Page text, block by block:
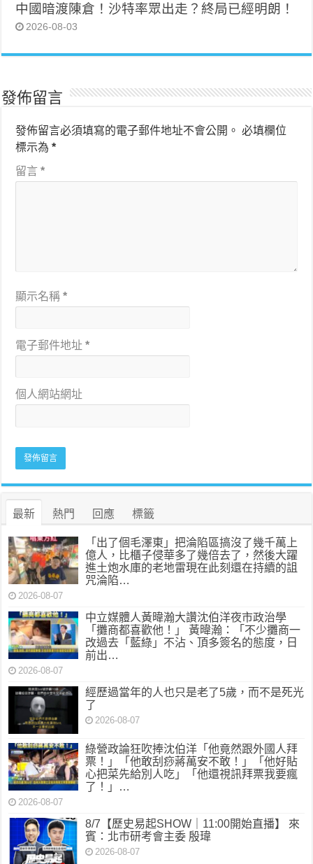
中國暗渡陳倉！沙特率眾出走？終局已經明朗！
2026-08-03
發佈留言
發佈留言必須填寫的電子郵件地址不會公開。 必填欄位
標示為*
留言*
顯示名稱*
電子郵件地址*
個人網站網址
最新 熱門 回應 標籤
「出了個毛澤東」把淪陷區搞沒了幾千萬上
億人，比櫃子侵華多了幾倍去了，然後大躍
進土炮水庫的老地雷現在此刻還在持續的詛
咒淪陷…
2026-08-07
中立媒體人黃暐瀚大讚沈伯洋夜市政治學
「攤商都喜歡他！」 黃暐瀚：「不少攤商一
改過去「藍綠」不沾、頂多簽名的態度，日
前出…
2026-08-07
經歷過當年的人也只是老了5歲，而不是死光
了
2026-08-07
綠營政論狂吹捧沈伯洋「他竟然跟外國人拜
票！」「他敢刮痧蔣萬安不敢！」「他好貼
心把菜先給別人吃」「他還視訊拜票我要瘋
了！」…
2026-08-07
8/7【歷史易起SHOW｜11:00開始直播】 來
賓：北市研考會主委 殷瑋
2026-08-07